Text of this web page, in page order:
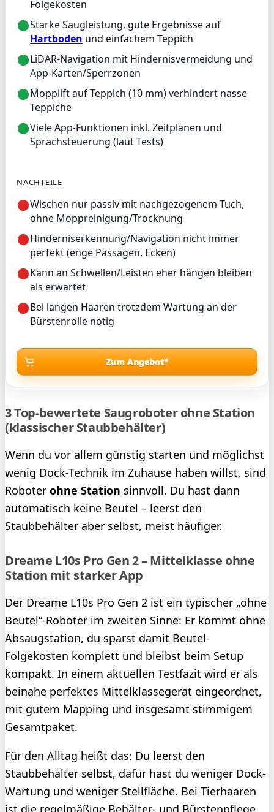
Folgekosten
Starke Saugleistung, gute Ergebnisse auf
Hartboden und einfachem Teppich
LiDAR-Navigation mit Hindernisvermeidung und
App-Karten/Sperrzonen
Mopplift auf Teppich (10 mm) verhindert nasse
Teppiche
Viele App-Funktionen inkl. Zeitplänen und
Sprachsteuerung (laut Tests)
NACHTEILE
Wischen nur passiv mit nachgezogenem Tuch,
ohne Moppreinigung/Trocknung
Hinderniserkennung/Navigation nicht immer
perfekt (enge Passagen, Ecken)
Kann an Schwellen/Leisten eher hängen bleiben
als erwartet
Bei langen Haaren trotzdem Wartung an der
Bürstenrolle nötig
Zum Angebot*
3 Top-bewertete Saugroboter ohne Station
(klassischer Staubbehälter)
Wenn du vor allem günstig starten und möglichst
wenig Dock-Technik im Zuhause haben willst, sind
Roboter ohne Station sinnvoll. Du hast dann
automatisch keine Beutel – leerst den
Staubbehälter aber selbst, meist häufiger.
Dreame L10s Pro Gen 2 – Mittelklasse ohne
Station mit starker App
Der Dreame L10s Pro Gen 2 ist ein typischer „ohne
Beutel“-Roboter im zweiten Sinne: Er kommt ohne
Absaugstation, du sparst damit Beutel-
Folgekosten komplett und bleibst beim Setup
kompakt. In einem aktuellen Testfazit wird er als
beinahe perfektes Mittelklassegerät eingeordnet,
mit gutem Mapping und insgesamt stimmigem
Gesamtpaket.
Für den Alltag heißt das: Du leerst den
Staubbehälter selbst, dafür hast du weniger Dock-
Wartung und weniger Stellfläche. Bei Tierhaaren
ist die regelmäßige Behälter- und Bürstenpflege